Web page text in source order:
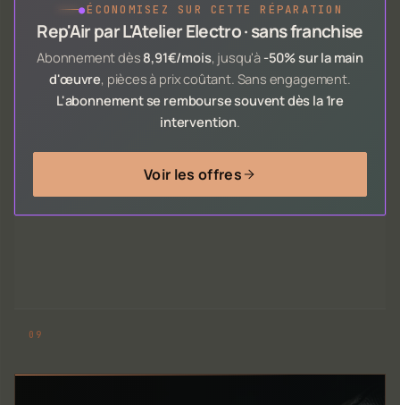
●ÉCONOMISEZ SUR CETTE RÉPARATION
Rep'Air par L'Atelier Electro · sans franchise
Abonnement dès 8,91€/mois, jusqu'à -50% sur la main
d'œuvre, pièces à prix coûtant. Sans engagement.
L'abonnement se rembourse souvent dès la 1re
intervention
Voir les offres